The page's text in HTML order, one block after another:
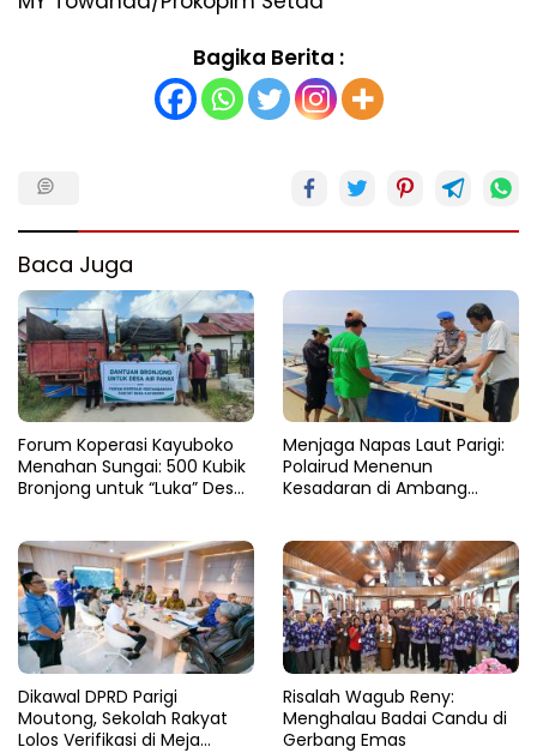
Bagika Berita :
Baca Juga
Forum Koperasi Kayuboko
Menahan Sungai: 500 Kubik
Bronjong untuk “Luka” Desa
​Menjaga Napas Laut Parigi:
Polairud Menenun
Kesadaran di Ambang
Dikawal DPRD Parigi
Moutong, Sekolah Rakyat
Lolos Verifikasi di Meja
Risalah Wagub Reny:
Menghalau Badai Candu di
Gerbang Emas